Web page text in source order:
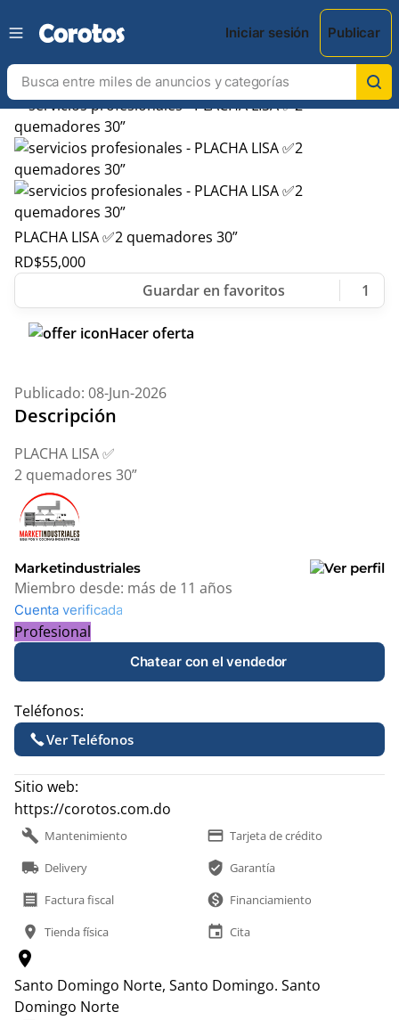
Iniciar sesión Publicar
PLACHA LISA ✅2 quemadores 30”
RD$55,000
1
Hacer oferta
Publicado: 08-Jun-2026
Descripción
PLACHA LISA ✅
2 quemadores 30”
Marketindustriales
Miembro desde: más de 11 años
Cuenta verificada
Profesional
Chatear con el vendedor
Teléfonos:
Ver Teléfonos
Sitio web:
https://corotos.com.do
build Mantenimiento payment Tarjeta de crédito
local_shipping Delivery verified_user Garantía
receipt Factura fiscal monetization_on Financiamiento
location_on Tienda física event Cita
location_on
Santo Domingo Norte, Santo Domingo. Santo
Domingo Norte